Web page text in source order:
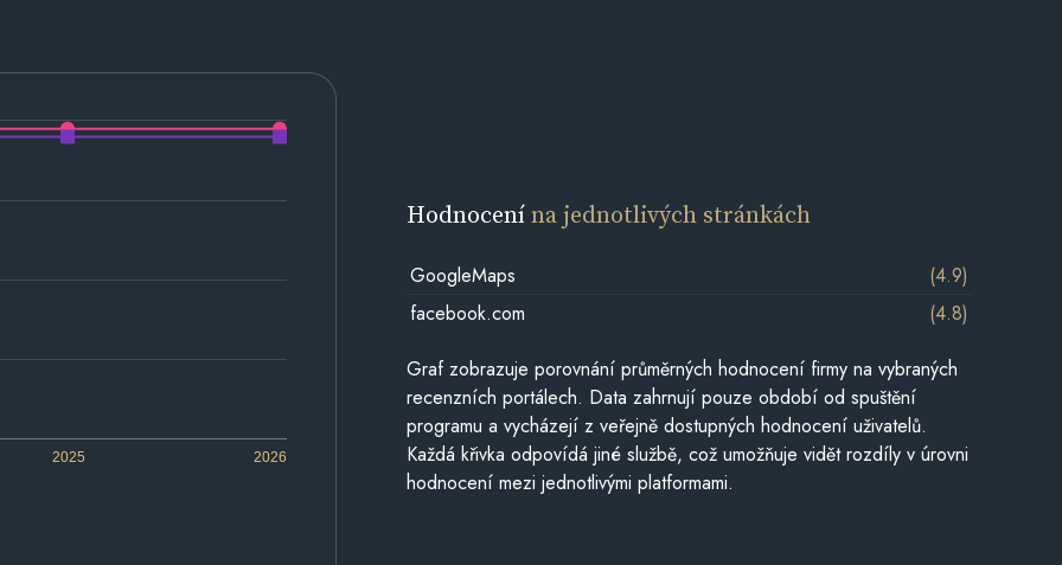
2025 2026
Hodnocenína jednotlivých stránkách
GoogleMaps
(4.9)
facebook.com
(4.8)
Graf zobrazuje porovnání průměrných hodnocení firmy na vybraných
recenzních portálech. Data zahrnují pouze období od spuštění
programu a vycházejí z veřejně dostupných hodnocení uživatelů.
Každá křivka odpovídá jiné službě, což umožňuje vidět rozdíly v úrovni
hodnocení mezi jednotlivými platformami.